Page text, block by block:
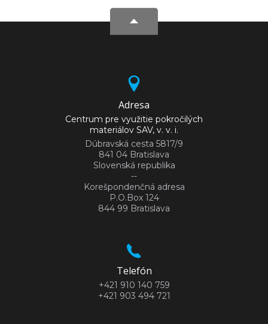
Adresa
Centrum pre využitie pokročilých
materiálov SAV, v. v. i.
Dúbravská cesta 5817/9
841 04 Bratislava
Slovenská republika
--
Korešpondenčná adresa
P.O.Box 124
844 99 Bratislava
Telefón
+421 910 140 759
+421 903 494 721